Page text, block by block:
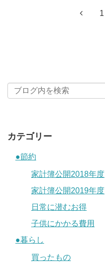
1
カテゴリー
●節約
家計簿公開2018年度
家計簿公開2019年度
日常に潜むお得
子供にかかる費用
●暮らし
買ったもの